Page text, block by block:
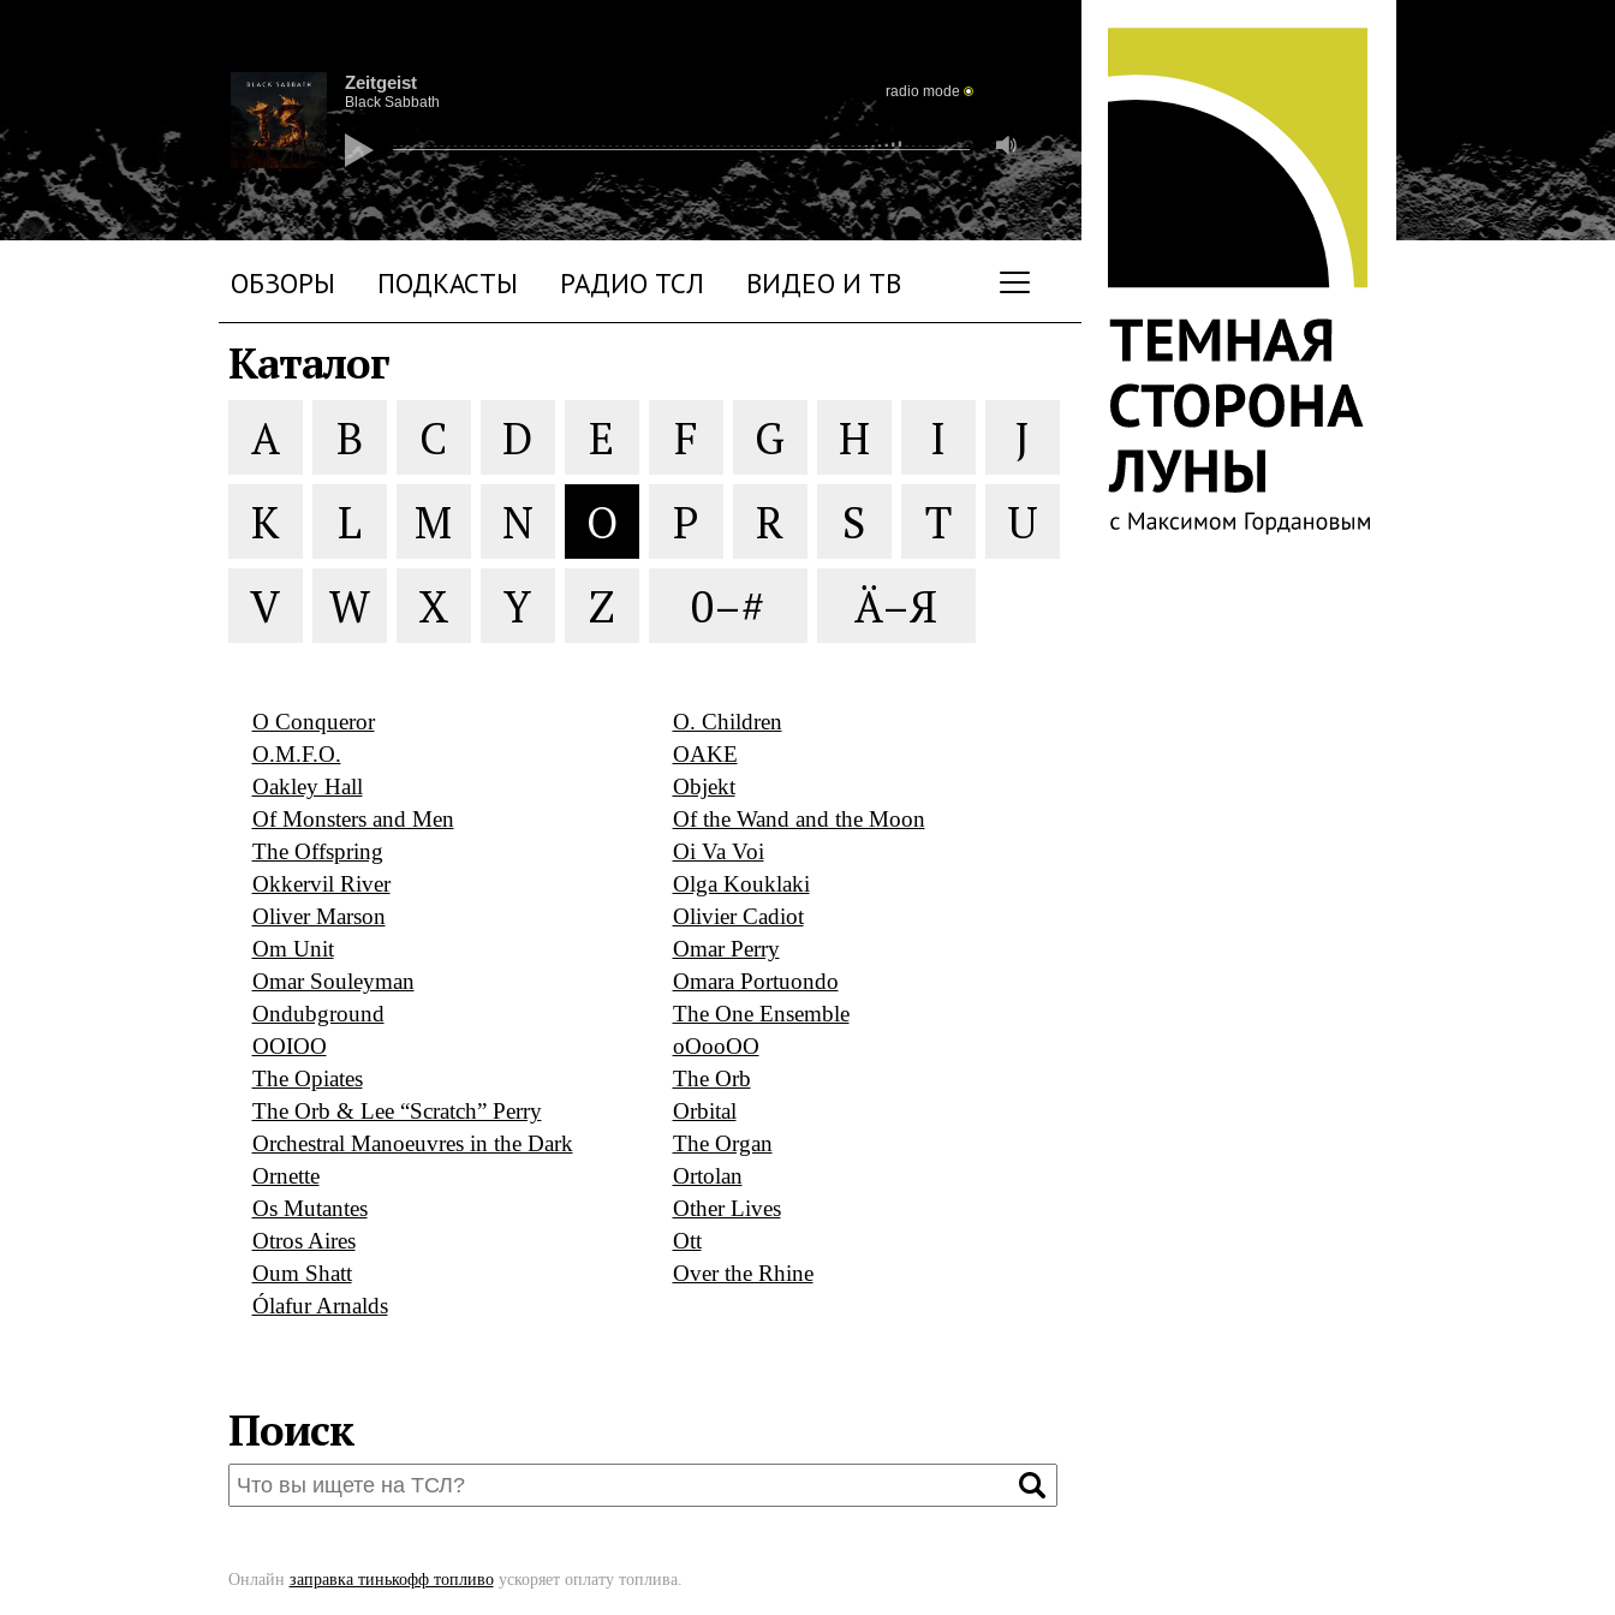
ОБЗОРЫ ПОДКАСТЫ РАДИО ТСЛ ВИДЕО И ТВ
Zeitgeist
Black Sabbath
radio mode
Каталог
A B C D E F G H I
J
K
L M N O P R S T
U
V
W X Y Z 0–# Ä–Я
O Conqueror
O. Children
O.M.F.O.
OAKE
Oakley Hall
Objekt
Of Monsters and Men
Of the Wand and the Moon
The Offspring
Oi Va Voi
Okkervil River
Olga Kouklaki
Oliver Marson
Olivier Cadiot
Om Unit
Omar Perry
Omar Souleyman
Omara Portuondo
Ondubground
The One Ensemble
OOIOO
oOooOO
The Opiates
The Orb
The Orb & Lee “Scratch” Perry
Orbital
Orchestral Manoeuvres in the Dark
The Organ
Ornette
Ortolan
Os Mutantes
Other Lives
Otros Aires
Ott
Oum Shatt
Over the Rhine
Ólafur Arnalds
Поиск
Онлайн заправка тинькофф топливоускоряет оплату топлива.